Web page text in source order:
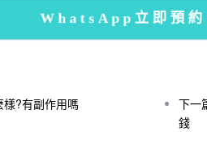
WhatsApp立即預約
?有副作用嗎
下一
錢